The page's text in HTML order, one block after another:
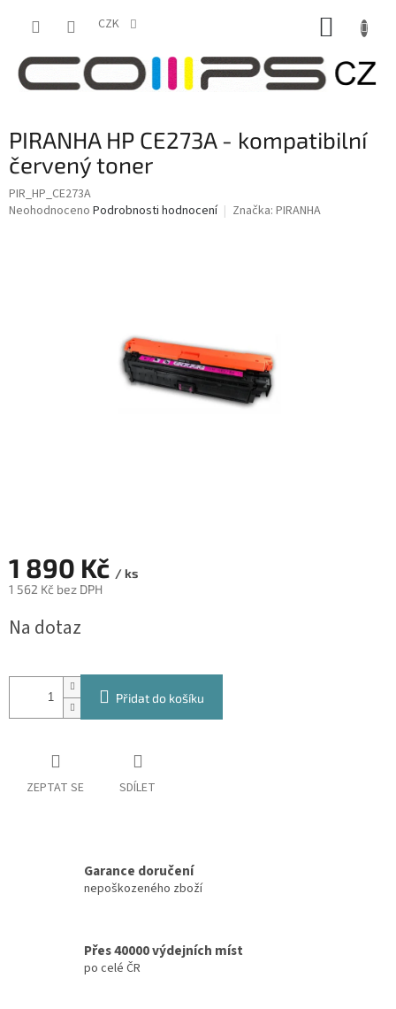
CZK
PIRANHA HP CE273A - kompatibilní
červený toner
PIR_HP_CE273A
Průměrné
Neohodnoceno Podrobnosti hodnocení Značka: PIRANHA
1 890 Kč / ks
1 562 Kč bez DPH
cena:
Na dotaz
Přidat do košíku
ZEPTAT SE SDÍLET
Garance doručení
nepoškozeného zboží
Přes 40000 výdejních míst
po celé ČR